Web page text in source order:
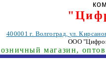
400001г. Волгоград, ул.
ООО
магазин,